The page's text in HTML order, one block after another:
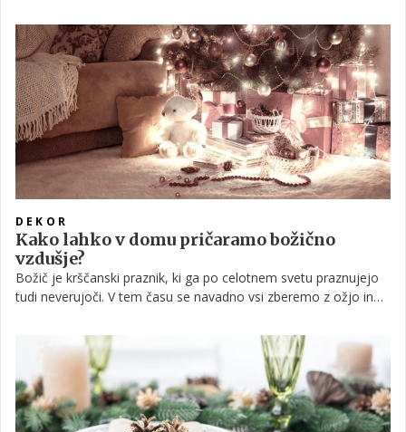
tisto, kar božiču resnično doda tisto piko na i? Vonjave seveda!
DEKOR
Kako lahko v domu pričaramo božično
vzdušje?
Božič je krščanski praznik, ki ga po celotnem svetu praznujejo
tudi neverujoči. V tem času se navadno vsi zberemo z ožjo in
Navadno pa je to tudi čas, ko želimo, da je naš dom brezhibno
urejen. Okraski in božični dekor so tisto, kar daje domu
posebno piko na i. Kako lahko okrasimo posamezne prostore,
da bo božični duh prinesel tisti topel in domač občutek?